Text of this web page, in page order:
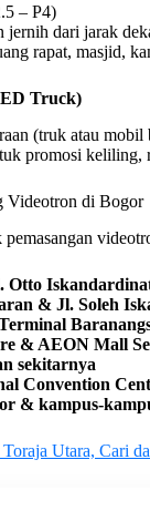
– P4)
jernih dari jarak
rapat, masjid,
Truck)
(truk atau mobil
promosi keliling,
Videotron di Bogor
Otto
& Jl. Soleh
& AEON Mall
sekitarnya
Convention
& kampus-
Utara, Cari